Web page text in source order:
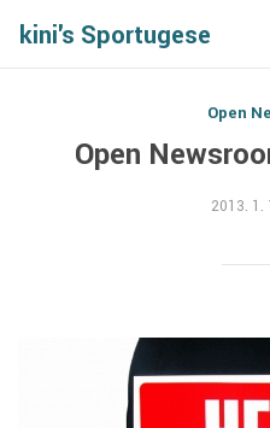
kini's Sportugese
Open
Open
2013. 1.